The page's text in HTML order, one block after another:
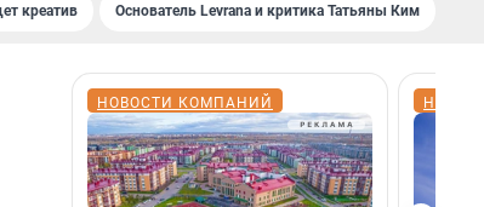
креатив Основатель Levrana и критика Татьяны Ким
НОВОСТИ КОМПАНИЙ